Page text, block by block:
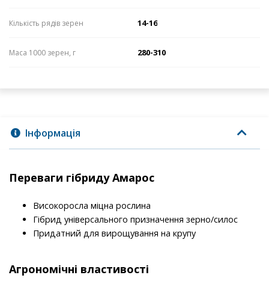
Кількість рядів зерен 14-16
Маса 1000 зерен, г 280-310
Інформація
Переваги гібриду Амарос
Високоросла міцна рослина
Гібрид універсального призначення зерно/силос
Придатний для вирощування на крупу
Агрономічні властивості